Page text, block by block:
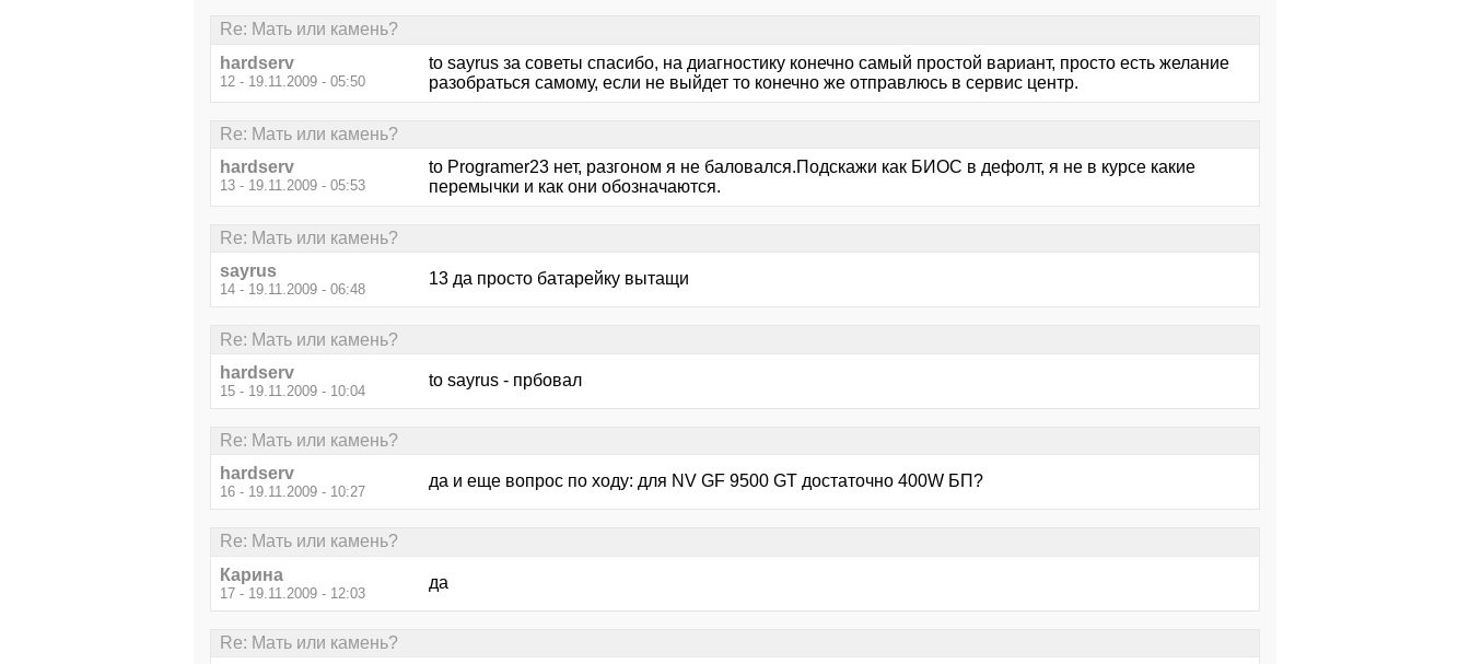
Re: Мать или камень?
hardserv
12 - 19.11.2009 - 05:50
to sayrus за советы спасибо, на диагностику конечно самый простой вариант, просто есть желание
разобраться самому, если не выйдет то конечно же отправлюсь в сервис центр.
Re: Мать или камень?
hardserv
13 - 19.11.2009 - 05:53
to Programer23 нет, разгоном я не баловался.Подскажи как БИОС в дефолт, я не в курсе какие
перемычки и как они обозначаются.
Re: Мать или камень?
sayrus
14 - 19.11.2009 - 06:48
13 да просто батарейку вытащи
Re: Мать или камень?
hardserv
15 - 19.11.2009 - 10:04
to sayrus - прбовал
Re: Мать или камень?
hardserv
16 - 19.11.2009 - 10:27
да и еще вопрос по ходу: для NV GF 9500 GT достаточно 400W БП?
Re: Мать или камень?
Карина
17 - 19.11.2009 - 12:03
да
Re: Мать или камень?